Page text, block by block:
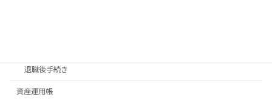
退職後手続き
資産運用帳